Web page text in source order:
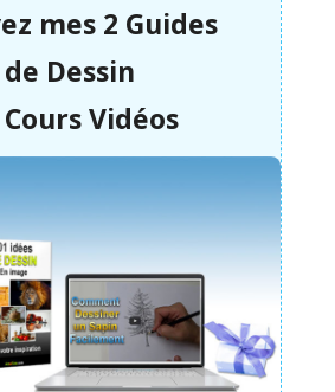
mes 2 Guides
de Dessin
Cours Vidéos